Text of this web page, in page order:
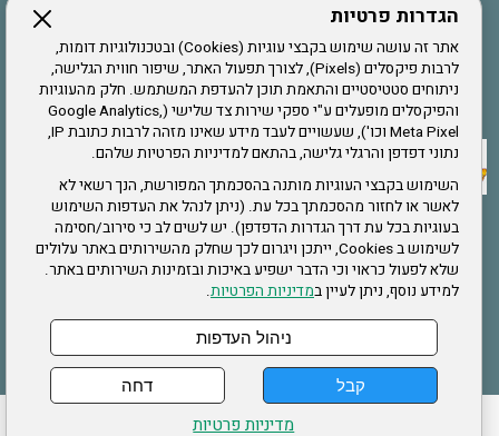
הגדרות פרטיות
אתר זה עושה שימוש בקבצי עוגיות (Cookies) ובטכנולוגיות דומות,
לרבות פיקסלים (Pixels), לצורך תפעול האתר, שיפור חווית הגלישה,
ניתוחים סטטיסטיים והתאמת תוכן להעדפת המשתמש. חלק מהעוגיות
והפיקסלים מופעלים ע"י ספקי שירות צד שלישי (Google Analytics,
Meta Pixel וכו'), שעשויים לעבד מידע שאינו מזהה לרבות כתובת IP,
נתוני דפדפן והרגלי גלישה, בהתאם למדיניות הפרטיות שלהם.
השימוש בקבצי העוגיות מותנה בהסכמתך המפורשת, הנך רשאי לא
לאשר או לחזור מהסכמתך בכל עת. (ניתן לנהל את העדפות השימוש
בעוגיות בכל עת דרך הגדרות הדפדפן). יש לשים לב כי סירוב/חסימה
לשימוש ב Cookies, ייתכן ויגרום לכך שחלק מהשירותים באתר עלולים
שלא לפעול כראוי וכי הדבר ישפיע באיכות ובזמינות השירותים באתר.
למידע נוסף, ניתן לעיין במדיניות הפרטיות.
קבל דחה
ניהול העדפות
מדיניות פרטיות
אתר צה"ל
תקנון האתר
שירותים
תעסוקה
בריאות
הצהרת נגישות לעדכון פרטים אישיים